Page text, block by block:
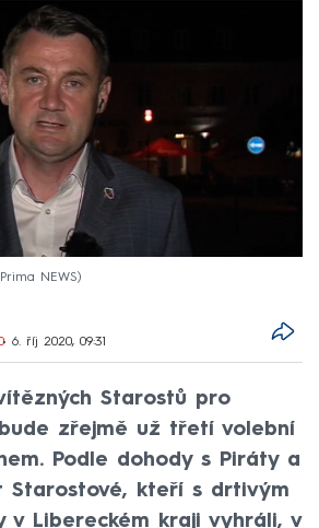
NEWS
• 6. říj 2020, 09:31
Starostů pro
zřejmě už třetí volební
Podle dohody s Piráty a
Starostové, kteří s drtivým
v Libereckém kraji vyhráli, v